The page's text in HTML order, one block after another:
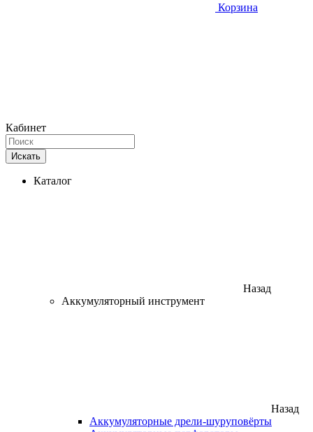
Корзина
Кабинет
Искать
Каталог
Назад
Аккумуляторный инструмент
Назад
Аккумуляторные дрели-шуруповёрты